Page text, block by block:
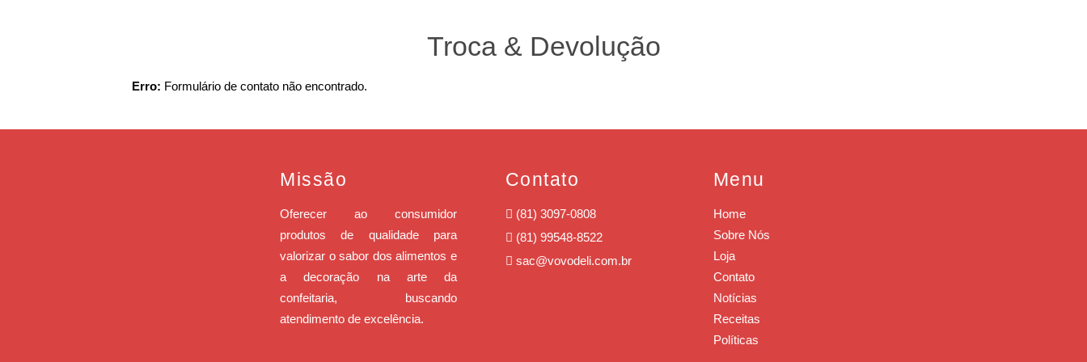
Troca & Devolução
Erro: Formulário de contato não encontrado.
Missão
Oferecer ao consumidor
produtos de qualidade para
valorizar o sabor dos alimentos e
a decoração na arte da
confeitaria, buscando
atendimento de excelência.
Contato
(81) 3097-0808
(81) 99548-8522
sac@vovodeli.com.br
Menu
Home
Sobre Nós
Loja
Contato
Notícias
Receitas
Políticas